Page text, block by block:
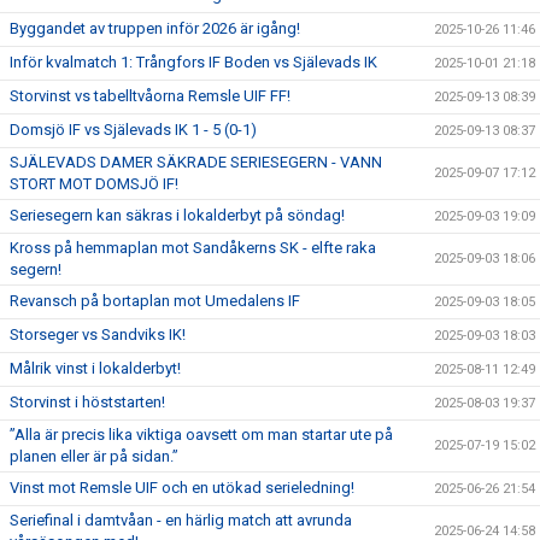
Byggandet av truppen inför 2026 är igång! 2025-10-26 11:46
Inför kvalmatch 1: Trångfors IF Boden vs Själevads IK 2025-10-01 21:18
Storvinst vs tabelltvåorna Remsle UIF FF! 2025-09-13 08:39
Domsjö IF vs Själevads IK 1 - 5 (0-1) 2025-09-13 08:37
SJÄLEVADS DAMER SÄKRADE SERIESEGERN - VANN
STORT MOT DOMSJÖ IF!
2025-09-07 17:12
Seriesegern kan säkras i lokalderbyt på söndag! 2025-09-03 19:09
Kross på hemmaplan mot Sandåkerns SK - elfte raka
segern!
2025-09-03 18:06
Revansch på bortaplan mot Umedalens IF 2025-09-03 18:05
Storseger vs Sandviks IK! 2025-09-03 18:03
Målrik vinst i lokalderbyt! 2025-08-11 12:49
Storvinst i höststarten! 2025-08-03 19:37
”Alla är precis lika viktiga oavsett om man startar ute på
planen eller är på sidan.”
2025-07-19 15:02
Vinst mot Remsle UIF och en utökad serieledning! 2025-06-26 21:54
Seriefinal i damtvåan - en härlig match att avrunda
2025-06-24 14:58